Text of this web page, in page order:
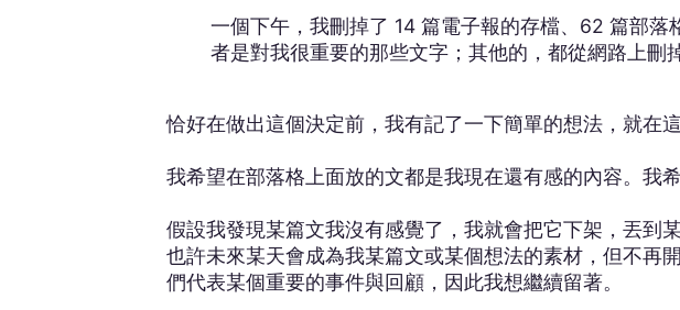
一個下午，我刪掉了 14 篇電子報的存檔、62 篇部
者是對我很重要的那些文字；其他的，都從網路上刪
恰好在做出這個決定前，我有記了一下簡單的想法，就在這
我希望在部落格上面放的文都是我現在還有感的內容。我
假設我發現某篇文我沒有感覺了，我就會把它下架，丟到
也許未來某天會成為我某篇文或某個想法的素材，但不再
們代表某個重要的事件與回顧，因此我想繼續留著。